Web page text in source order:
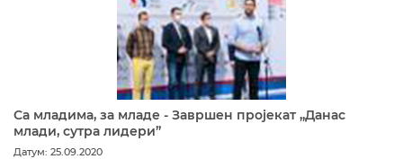
Са младима, за младе - Завршен пројекат „Данас
млади, сутра лидери”
Датум: 25.09.2020